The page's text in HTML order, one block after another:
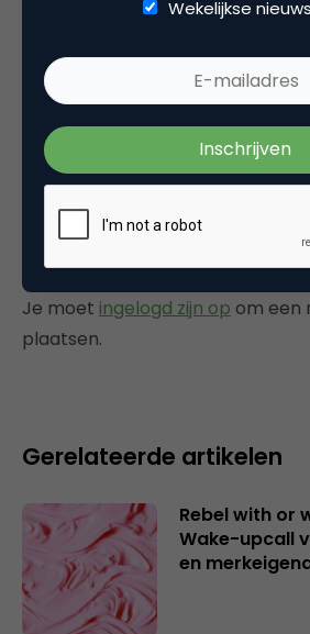
Het is inderdaad leuk om eens
regio’s te vernemen.
18 januari 2006 om 11:46
Je moet ingelogd zijn op om een
plaatsen.
Gerelateerde artikelen
Rebel with or
Wake-upcall
en
Wekelijkse